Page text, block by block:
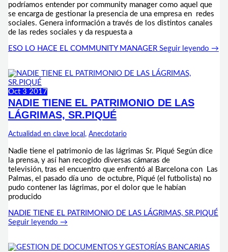
podríamos entender por community manager como aquel que
se encarga de gestionar la presencia de una empresa en redes
sociales. Genera información a través de los distintos canales
de las redes sociales y da respuesta a
ESO LO HACE EL COMMUNITY MANAGERSeguir leyendo →
Oct 3 2017
NADIE TIENE EL PATRIMONIO DE LAS
LÁGRIMAS, SR.PIQUÉ
Actualidad en clave local , Anecdotario
Nadie tiene el patrimonio de las lágrimas Sr. Piqué Según dice
la prensa, y así han recogido diversas cámaras de
televisión, tras el encuentro que enfrentó al Barcelona con Las
Palmas, el pasado día uno de octubre, Piqué (el futbolista) no
pudo contener las lágrimas, por el dolor que le habían
producido
NADIE TIENE EL PATRIMONIO DE LAS LÁGRIMAS, SR.PIQUÉ
Seguir leyendo →